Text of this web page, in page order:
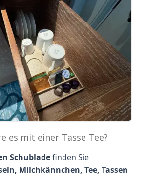
es mit einer Tasse Tee?
Schubladefinden Sie
Milchkännchen, Tee, Tassen